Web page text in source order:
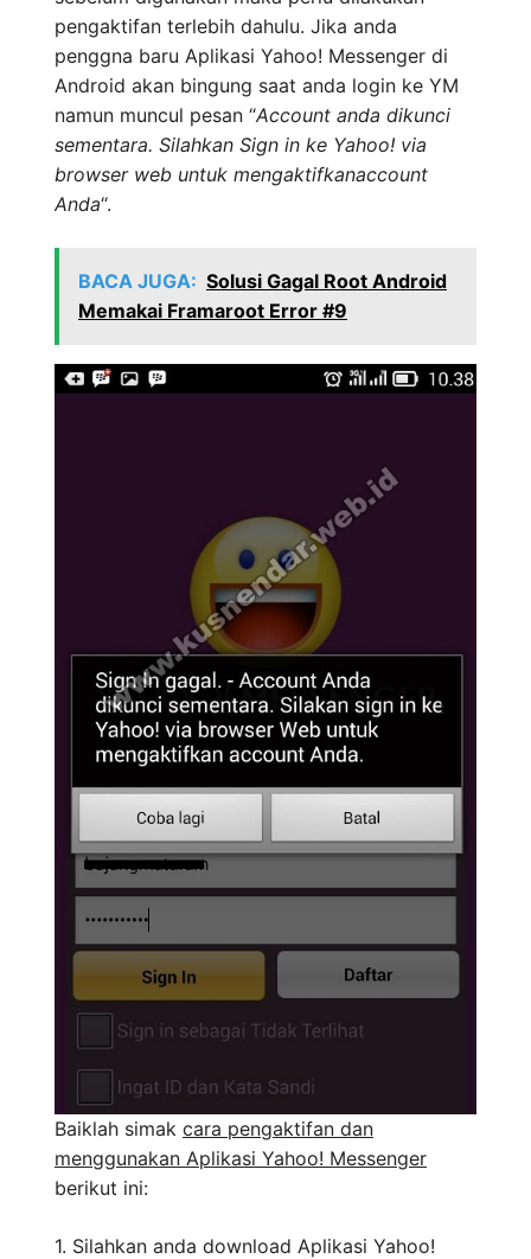
pengaktifan terlebih dahulu. Jika anda
penggna baru Aplikasi Yahoo! Messenger di
Android akan bingung saat anda login ke YM
namun muncul pesan “Account anda dikunci
sementara. Silahkan Sign in ke Yahoo! via
browser web untuk mengaktifkanaccount
Anda“.
BACA JUGA: Solusi Gagal Root Android
Memakai Framaroot Error #9
Baiklah simak cara pengaktifan dan
menggunakan Aplikasi Yahoo! Messenger
berikut ini:
1. Silahkan anda download Aplikasi Yahoo!